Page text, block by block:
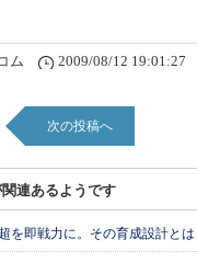
ム 2009/08/12 19:01:27
次の投稿へ
連あるようです
を即戦力に。その育成設計とは